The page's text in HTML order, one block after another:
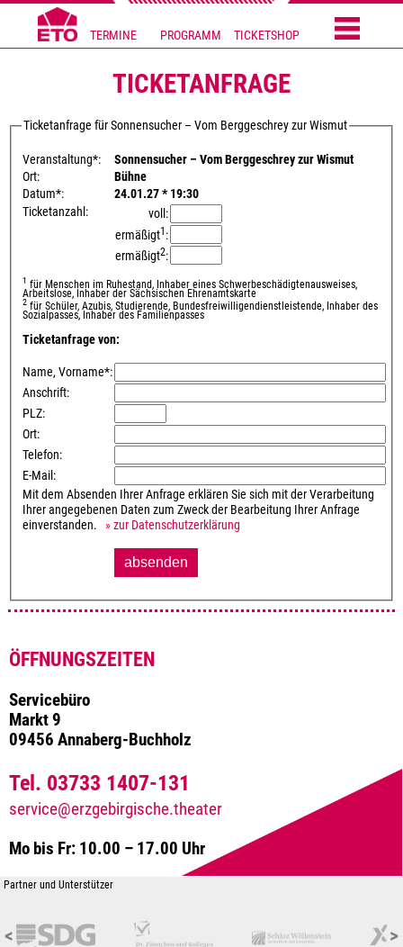
TERMINE PROGRAMM TICKETSHOP
TICKETANFRAGE
Ticketanfrage für Sonnensucher – Vom Berggeschrey zur Wismut
Veranstaltung*:
Sonnensucher – Vom Berggeschrey zur Wismut
Ort:
Bühne
Datum*:
24.01.27 * 19:30
Ticketanzahl:
voll:
ermäßigt1 :
ermäßigt2:
1 für Menschen im Ruhestand, Inhaber eines Schwerbeschädigtenausweises,
Arbeitslose, Inhaber der Sächsischen Ehrenamtskarte
2für Schüler, Azubis, Studierende, Bundesfreiwilligendienstleistende, Inhaber des
Sozialpasses, Inhaber des Familienpasses
Ticketanfrage von:
Name, Vorname*:
Anschrift:
PLZ:
Ort:
Telefon:
E-Mail:
Mit dem Absenden Ihrer Anfrage erklären Sie sich mit der Verarbeitung
Ihrer angegebenen Daten zum Zweck der Bearbeitung Ihrer Anfrage
einverstanden. » zur Datenschutzerklärung
ÖFFNUNGSZEITEN
Servicebüro
Markt 9
09456 Annaberg-Buchholz
Tel. 03733 1407-131
service@erzgebirgische.theater
Mo bis Fr: 10.00 – 17.00 Uhr
Partner und Unterstützer
< >